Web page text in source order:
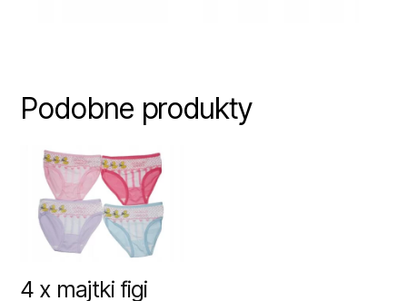
Podobne produkty
4 x majtki figi